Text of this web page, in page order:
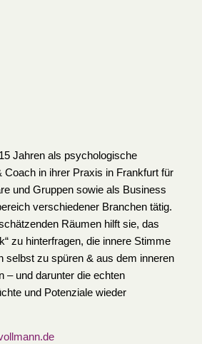
Jahren als psychologische
Coach in ihrer Praxis in Frankfurt für
und Gruppen sowie als Business
verschiedener Branchen tätig.
Räumen hilft sie, das
zu hinterfragen, die innere Stimme
selbst zu spüren & aus dem inneren
– und darunter die echten
und Potenziale wieder